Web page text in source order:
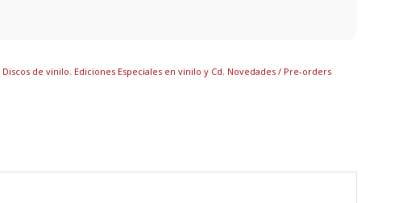
Discos de vinilo, Ediciones Especiales en vinilo y Cd, Novedades / Pre-orders